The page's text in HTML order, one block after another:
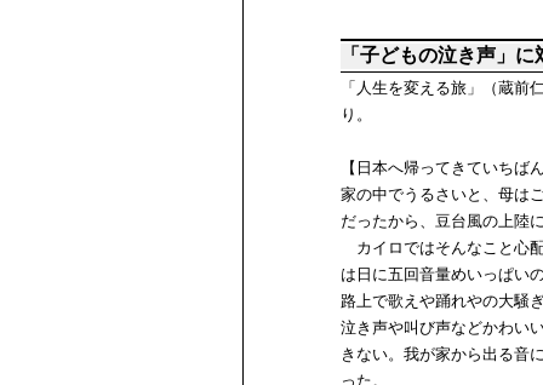
「子どもの泣き声」
「人生を変える旅」（蔵
り。
【日本へ帰ってきていち
家の中でうるさいと、母は
だったから、豆台風の上陸
カイロではそんなこと心
は日に五回音量めいっぱい
路上で歌えや踊れやの大騒
泣き声や叫び声などかわい
きない。我が家から出る音
った。